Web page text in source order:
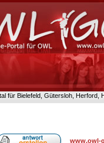
für Bielefeld, Gütersloh, Herford,
www.owl-